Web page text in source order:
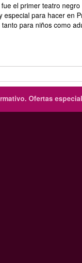
el primer teatro
especial para hacer en
para niños como
Ofertas